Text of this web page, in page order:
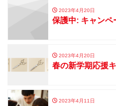
2023年4月20日
保護中: キャンペ
2023年4月20日
春の新学期応援
2023年4月11日